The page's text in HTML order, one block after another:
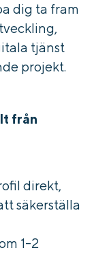
dig ta fram
tjänst
projekt.
från
direkt,
säkerställa
1-2